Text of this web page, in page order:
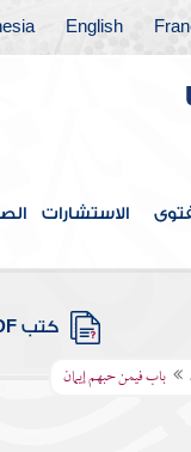
English
الاستشارات
كتب PDF
باب فيمن حبهم إيمان